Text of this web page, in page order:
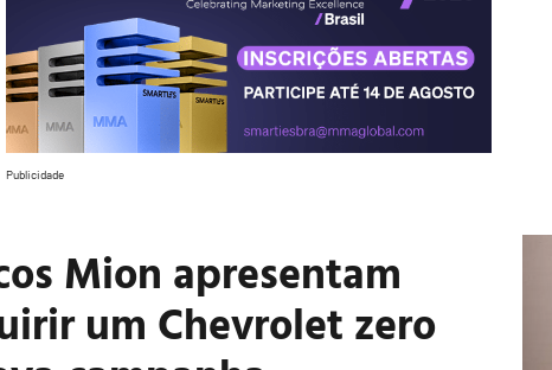
Publicidade
Mion apresentam
um Chevrolet zero